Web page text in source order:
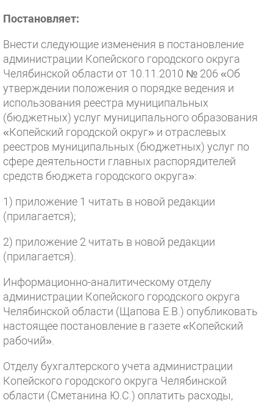
Постановляет:
Внести следующие изменения в постановление
администрации Копейского городского округа
Челябинской области от 10.11.2010 № 206 «Об
утверждении положения о порядке ведения и
использования реестра муниципальных
(бюджетных) услуг муниципального образования
«Копейский городской округ» и отраслевых
реестров муниципальных (бюджетных) услуг по
сфере деятельности главных распорядителей
средств бюджета городского округа»:
1) приложение 1 читать в новой редакции
(прилагается);
2) приложение 2 читать в новой редакции
(прилагается).
Информационно-аналитическому отделу
администрации Копейского городского округа
Челябинской области (Щапова Е.В.) опубликовать
настоящее постановление в газете «Копейский
рабочий».
Отделу бухгалтерского учета администрации
Копейского городского округа Челябинской
области (Сметанина Ю.С.) оплатить расходы,